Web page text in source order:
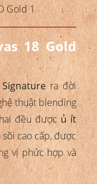
18 Gold
ra đời
thuật blending
đều đượcủ ít
cao cấp, được
vị phức hợp và